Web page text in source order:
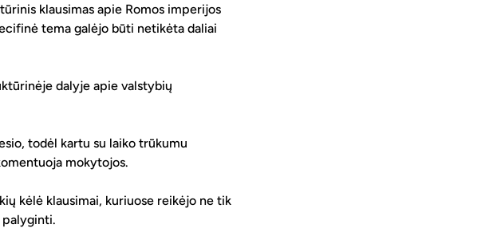
klausimas apie Romos imperijos
tema galėjo būti netikėta daliai
dalyje apie valstybių
todėl kartu su laiko trūkumu
mokytojos.
kėlė klausimai, kuriuose reikėjo ne tik